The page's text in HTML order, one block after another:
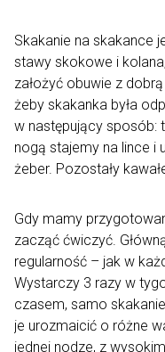
Skakanie na skakance
stawy skokowe i
założyć obuwie z
żeby skakanka była
w następujący sposób:
nogą stajemy na lince i
żeber. Pozostały
Gdy mamy
zacząć ćwiczyć.
regularność – jak w
Wystarczy 3 razy w
czasem, samo
je urozmaicić o różne
jednej nodze, z